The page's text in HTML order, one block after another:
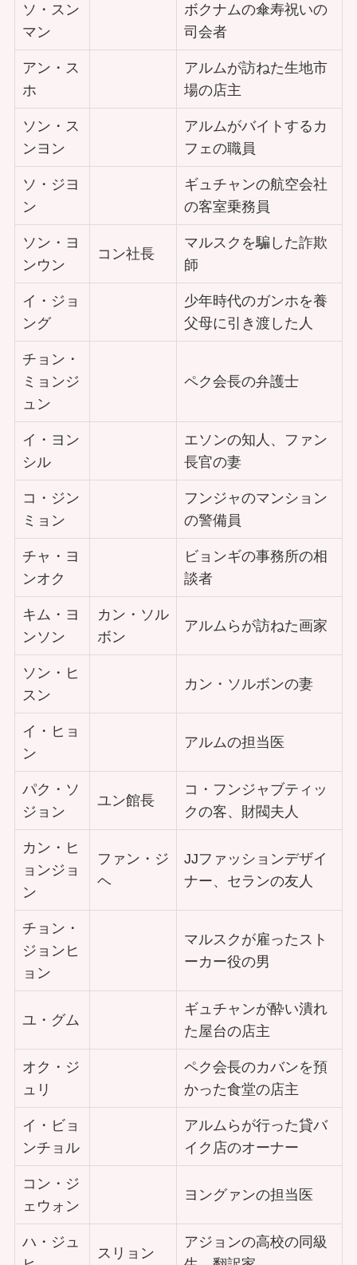
ソ・スン
マン
ボクナムの傘寿祝いの
司会者
アン・ス
ホ
アルムが訪ねた生地市
場の店主
ソン・ス
ンヨン
アルムがバイトするカ
フェの職員
ソ・ジヨ
ン
ギュチャンの航空会社
の客室乗務員
ソン・ヨ
ンウン
コン社長
マルスクを騙した詐欺
師
イ・ジョ
ング
少年時代のガンホを養
父母に引き渡した人
チョン・
ミョンジ
ュン
ペク会長の弁護士
イ・ヨン
シル
エソンの知人、ファン
長官の妻
コ・ジン
ミョン
フンジャのマンション
の警備員
チャ・ヨ
ンオク
ビョンギの事務所の相
談者
キム・ヨ
ンソン
カン・ソル
ボン
アルムらが訪ねた画家
ソン・ヒ
スン
カン・ソルボンの妻
イ・ヒョ
ン
アルムの担当医
パク・ソ
ジョン
ユン館長
コ・フンジャブティッ
クの客、財閥夫人
カン・ヒ
ョンジョ
ン
ファン・ジ
ヘ
JJファッションデザイ
ナー、セランの友人
チョン・
ジョンヒ
ョン
マルスクが雇ったスト
ーカー役の男
ユ・グム
ギュチャンが酔い潰れ
た屋台の店主
オク・ジ
ュリ
ペク会長のカバンを預
かった食堂の店主
イ・ビョ
ンチョル
アルムらが行った貸バ
イク店のオーナー
コン・ジ
ェウォン
ヨングァンの担当医
ハ・ジュ
スリョン
アジョンの高校の同級